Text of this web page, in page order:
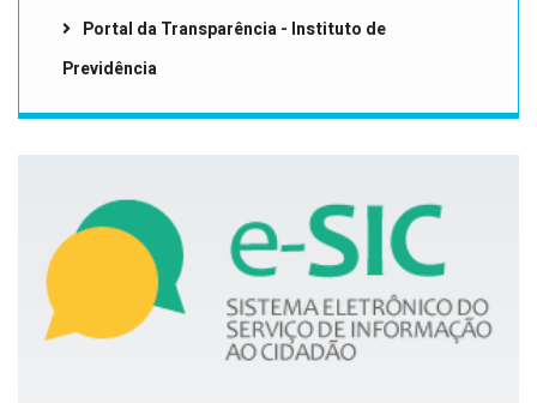
Portal da Transparência - Instituto de
Previdência